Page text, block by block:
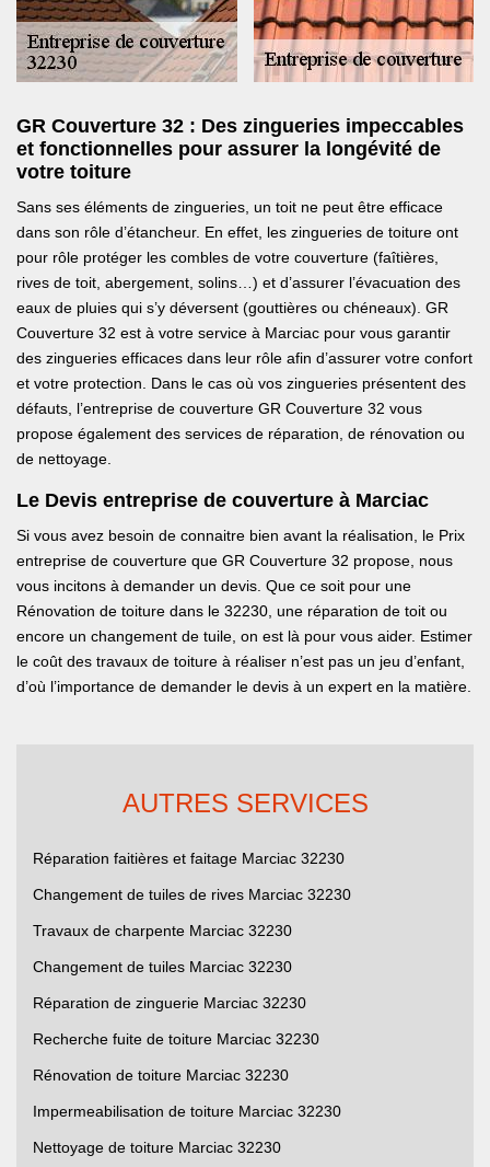
GR Couverture 32 : Des zingueries impeccables
et fonctionnelles pour assurer la longévité de
votre toiture
Sans ses éléments de zingueries, un toit ne peut être efficace
dans son rôle d’étancheur. En effet, les zingueries de toiture ont
pour rôle protéger les combles de votre couverture (faîtières,
rives de toit, abergement, solins…) et d’assurer l’évacuation des
eaux de pluies qui s’y déversent (gouttières ou chéneaux). GR
Couverture 32 est à votre service à Marciac pour vous garantir
des zingueries efficaces dans leur rôle afin d’assurer votre confort
et votre protection. Dans le cas où vos zingueries présentent des
défauts, l’entreprise de couverture GR Couverture 32 vous
propose également des services de réparation, de rénovation ou
de nettoyage.
Le Devis entreprise de couverture à Marciac
Si vous avez besoin de connaitre bien avant la réalisation, le Prix
entreprise de couverture que GR Couverture 32 propose, nous
vous incitons à demander un devis. Que ce soit pour une
Rénovation de toiture dans le 32230, une réparation de toit ou
encore un changement de tuile, on est là pour vous aider. Estimer
le coût des travaux de toiture à réaliser n’est pas un jeu d’enfant,
d’où l’importance de demander le devis à un expert en la matière.
AUTRES SERVICES
Réparation faitières et faitage Marciac 32230
Changement de tuiles de rives Marciac 32230
Travaux de charpente Marciac 32230
Changement de tuiles Marciac 32230
Réparation de zinguerie Marciac 32230
Recherche fuite de toiture Marciac 32230
Rénovation de toiture Marciac 32230
Impermeabilisation de toiture Marciac 32230
Nettoyage de toiture Marciac 32230